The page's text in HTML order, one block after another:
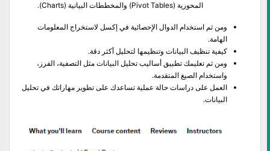
المحورية (Pivot Tables) والمخططات البيانية (Charts).
ومن ثم استخدام الدوال الإحصائية في إكسل لاستخراج المعلومات
الهامة.
كيفية تنظيف البيانات وتنظيمها لتحليل أكثر دقة.
ومن ثم تعليمك تطبيق أساليب تحليل البيانات مثل التصفية، الفرز،
واستخدام الصيغ المتقدمة.
العمل على دراسات حالة عملية تساعدك على تطوير مهاراتك في تحليل
البيانات.